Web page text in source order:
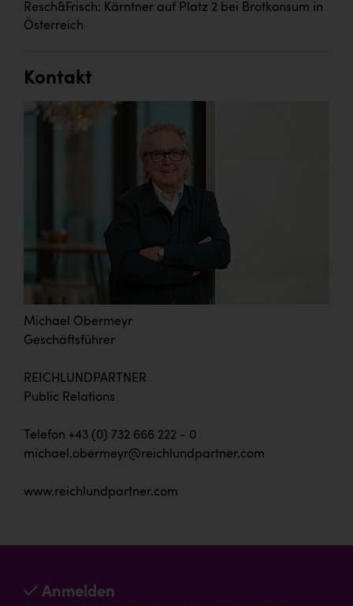
Resch&Frisch: Kärntner auf Platz 2 bei Brotkonsum in
Österreich
Kontakt
Michael Obermeyr
Geschäftsführer
REICHLUNDPARTNER
Public Relations
Telefon +43 (0) 732 666 222 - 0
michael.obermeyr@reichlundpartner.com
www.reichlundpartner.com
Anmelden